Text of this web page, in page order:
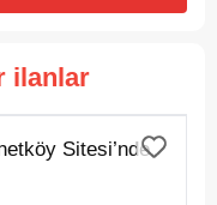
ilanlar
Sitesi’nde